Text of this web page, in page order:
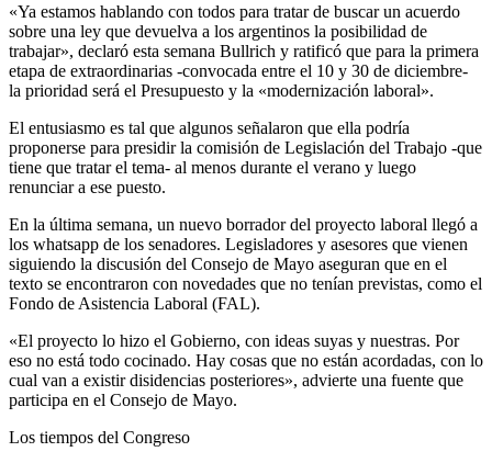
«Ya estamos hablando con todos para tratar de buscar un acuerdo
sobre una ley que devuelva a los argentinos la posibilidad de
trabajar», declaró esta semana Bullrich y ratificó que para la primera
etapa de extraordinarias -convocada entre el 10 y 30 de diciembre-
la prioridad será el Presupuesto y la «modernización laboral».
El entusiasmo es tal que algunos señalaron que ella podría
proponerse para presidir la comisión de Legislación del Trabajo -que
tiene que tratar el tema- al menos durante el verano y luego
renunciar a ese puesto.
En la última semana, un nuevo borrador del proyecto laboral llegó a
los whatsapp de los senadores. Legisladores y asesores que vienen
siguiendo la discusión del Consejo de Mayo aseguran que en el
texto se encontraron con novedades que no tenían previstas, como el
Fondo de Asistencia Laboral (FAL).
«El proyecto lo hizo el Gobierno, con ideas suyas y nuestras. Por
eso no está todo cocinado. Hay cosas que no están acordadas, con lo
cual van a existir disidencias posteriores», advierte una fuente que
participa en el Consejo de Mayo.
Los tiempos del Congreso